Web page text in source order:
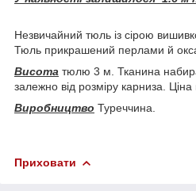
Незвичайний тюль із сірою
Тюль прикрашений перлами й
Висота тюлю 3 м. Тканина
залежно від розміру карниза.
Виробництво Туреччина.
Приховати